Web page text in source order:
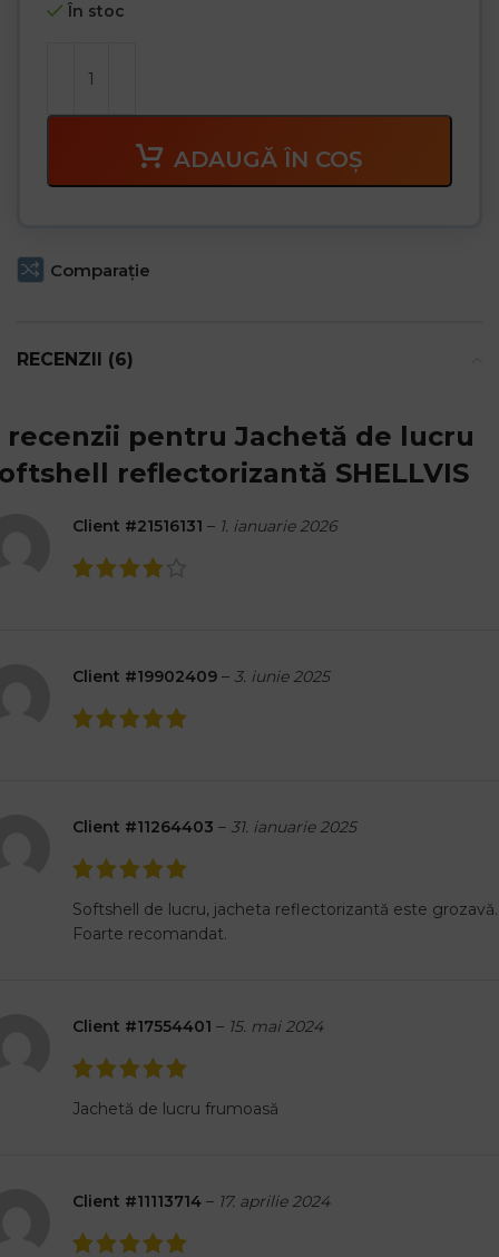
În stoc
ADAUGĂ ÎN COȘ
Comparaţie
RECENZII (6)
recenzii pentruJachetă de lucru
reflectorizantă SHELLVIS
Client #21516131 – 1. ianuarie 2026
Client #19902409 – 3. iunie 2025
Client #11264403 – 31. ianuarie 2025
Softshell de lucru, jacheta reflectorizantă este grozavă.
Foarte recomandat.
Client #17554401 – 15. mai 2024
Jachetă de lucru frumoasă
Client #11113714 – 17. aprilie 2024